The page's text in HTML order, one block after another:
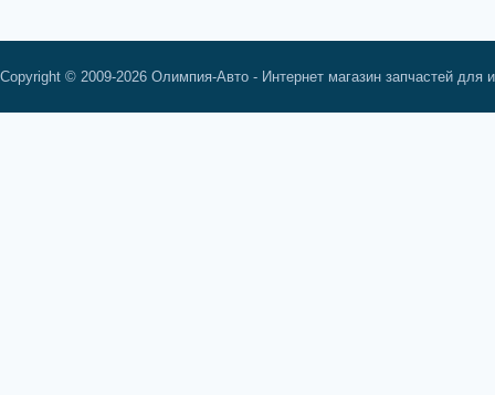
Copyright © 2009-2026 Олимпия-Авто - Интернет магазин запчастей для